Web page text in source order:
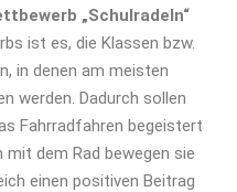
„Schulradeln“
ist es, die Klassen bzw.
in denen am meisten
werden. Dadurch sollen
Fahrradfahren begeistert
mit dem Rad bewegen sie
einen positiven Beitrag